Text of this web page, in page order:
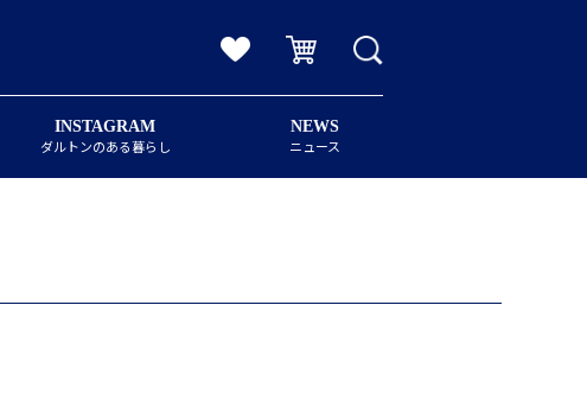
INSTAGRAM
ダルトンのある暮らし
NEWS
ニュース